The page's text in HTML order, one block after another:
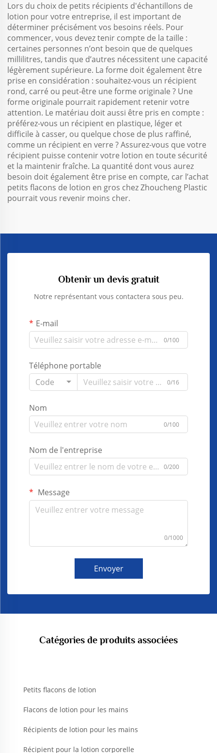
Lors du choix de petits récipients d'échantillons de
lotion pour votre entreprise, il est important de
déterminer précisément vos besoins réels. Pour
commencer, vous devez tenir compte de la taille :
certaines personnes n’ont besoin que de quelques
millilitres, tandis que d’autres nécessitent une capacité
légèrement supérieure. La forme doit également être
prise en considération : souhaitez-vous un récipient
rond, carré ou peut-être une forme originale ? Une
forme originale pourrait rapidement retenir votre
attention. Le matériau doit aussi être pris en compte :
préférez-vous un récipient en plastique, léger et
difficile à casser, ou quelque chose de plus raffiné,
comme un récipient en verre ? Assurez-vous que votre
récipient puisse contenir votre lotion en toute sécurité
et la maintenir fraîche. La quantité dont vous aurez
besoin doit également être prise en compte, car l’achat
petits flacons de lotion en gros chez Zhoucheng Plastic
pourrait vous revenir moins cher.
Obtenir un devis gratuit
Notre représentant vous contactera sous peu.
E-mail
0/100
Téléphone portable
Code
0/16
Nom
0/100
Nom de l'entreprise
0/200
Message
0/1000
Envoyer
Catégories de produits associées
Petits flacons de lotion
Flacons de lotion pour les mains
Récipients de lotion pour les mains
Récipient pour la lotion corporelle